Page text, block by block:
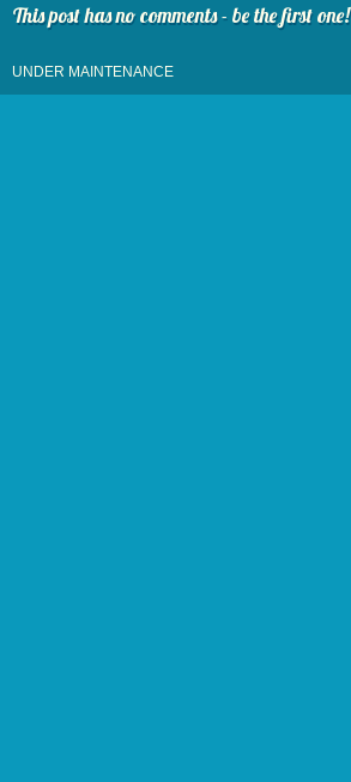
This post has no comments - be the first one!
UNDER MAINTENANCE